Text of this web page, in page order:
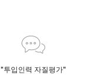
"투입인력 자질평가"